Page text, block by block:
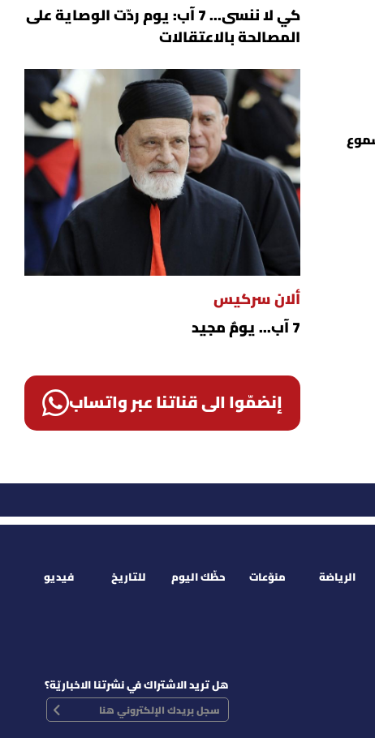
كي لا ننسى... 7 آب: يوم ردّت الوصاية على
المصالحة بالاعتقالات
ألان سركيس
7 آب... يومٌ مجيد
إنضمّوا الى قناتنا عبر واتساب
الرياضة منوّعات حظّك اليوم للتاريخ فيديو
هل تريد الاشتراك في نشرتنا الاخباريّة؟